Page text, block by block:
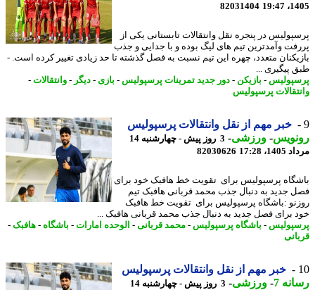
82031404
در پنجره نقل وانتقالات تابستانی یکی از
وآمدترین تیم های لیگ بوده و با جدایی و جذب
متعدد، چهره این تیم نسبت به فصل گذشته تا حد زیادی تغییر کرده است. -
پیگیری ...
-بازیکن -دور جدید تمرینات پرسپولیس-بازی - دیگر -وانتقالات-
پرسپولیس
خبر مهم از نقل وانتقالات پرسپولیس
-ورزشی-
3 روز پیش - چهارشنبه 14
17:28
82030626
پرسپولیس برای تقویت خط هافبک خود برای
جدید به دنبال جذب محمد قربانی هافبک تیم
:باشگاه پرسپولیس برای تقویت خط هافبک
برای فصل جدید به دنبال جذب محمد قربانی هافبک ...
-باشگاه پرسپولیس-محمد قربانی -الوحده امارات- باشگاه-هافبک-
خبر مهم از نقل وانتقالات پرسپولیس
7
-ورزشی-
3 روز پیش - چهارشنبه 14